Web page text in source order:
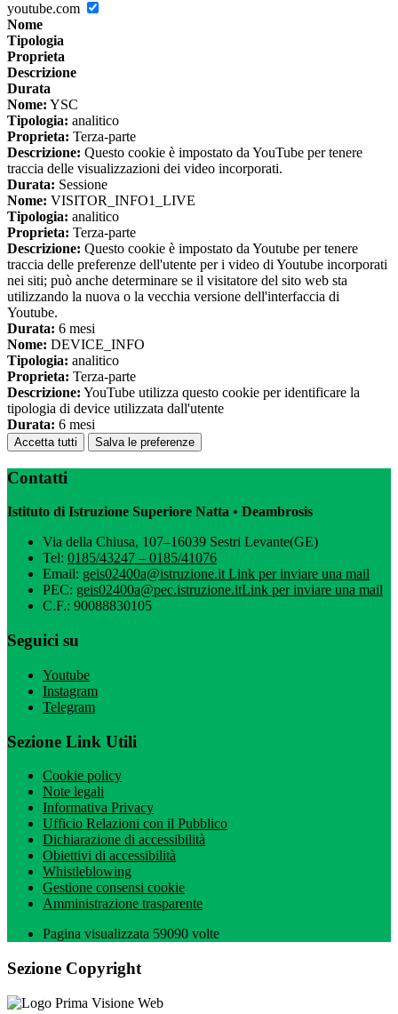
youtube.com
Nome
Tipologia
Proprieta
Descrizione
Durata
Nome: YSC
Tipologia: analitico
Proprieta: Terza-parte
Descrizione: Questo cookie è impostato da YouTube per tenere
traccia delle visualizzazioni dei video incorporati.
Durata: Sessione
Nome: VISITOR_INFO1_LIVE
Tipologia: analitico
Proprieta: Terza-parte
Descrizione: Questo cookie è impostato da Youtube per tenere
traccia delle preferenze dell'utente per i video di Youtube incorporati
nei siti; può anche determinare se il visitatore del sito web sta
utilizzando la nuova o la vecchia versione dell'interfaccia di
Youtube.
Durata: 6 mesi
Nome: DEVICE_INFO
Tipologia: analitico
Proprieta: Terza-parte
Descrizione: YouTube utilizza questo cookie per identificare la
tipologia di device utilizzata dall'utente
Durata: 6 mesi
Accetta tutti Salva le preferenze
Contatti
Istituto di Istruzione Superiore Natta • Deambrosis
Via della Chiusa, 107–16039 Sestri Levante(GE)
Tel: 0185/43247 – 0185/41076
Email: geis02400a@istruzione.itLink per inviare una mail
PEC: geis02400a@pec.istruzione.itLink per inviare una mail
C.F.: 90088830105
Seguici su
Youtube
Instagram
Telegram
Sezione Link Utili
Cookie policy
Note legali
Informativa Privacy
Ufficio Relazioni con il Pubblico
Dichiarazione di accessibilità
Obiettivi di accessibilità
Whistleblowing
Gestione consensi cookie
Amministrazione trasparente
Pagina visualizzata 59090 volte
Sezione Copyright